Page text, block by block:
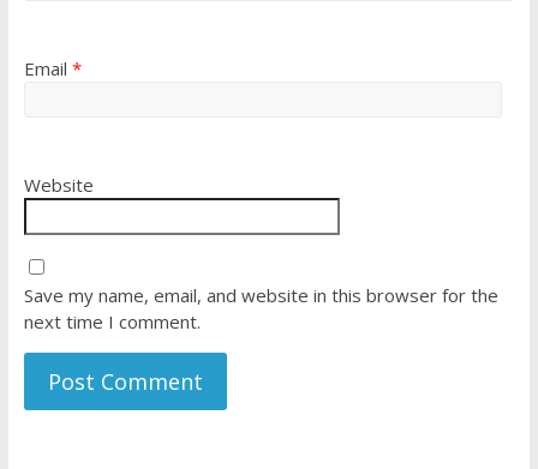
Email *
Website
Save my name, email, and website in this browser for the
next time I comment.